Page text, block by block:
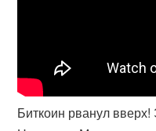
Биткоин рванул